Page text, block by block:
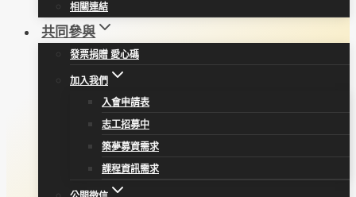
相關連結
共同參與
發票捐贈 愛心碼
加入我們
入會申請表
志工招募中
築夢募資需求
課程資訊需求